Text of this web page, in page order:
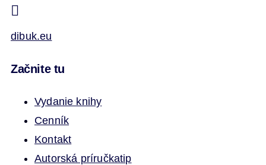
dibuk.eu
Začnite tu
Vydanie knihy
Cenník
Kontakt
Autorská príručkatip